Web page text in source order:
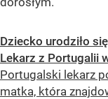
Dziecko urodziło
Lekarz z Portugalii
Portugalski lekarz
matka, która